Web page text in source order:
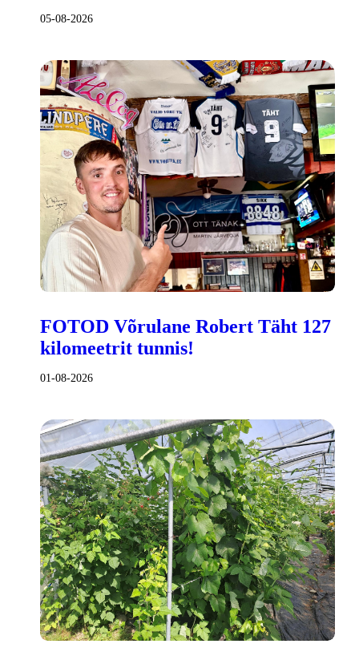
05-08-2026
FOTOD Võrulane Robert Täht 127
kilomeetrit tunnis!
01-08-2026